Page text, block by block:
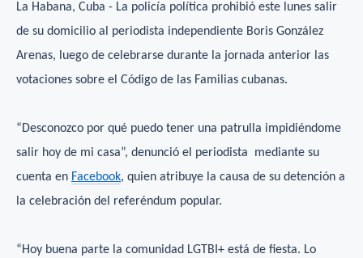
La Habana, Cuba - La policía política prohibió este lunes salir
de su domicilio al periodista independiente Boris González
Arenas, luego de celebrarse durante la jornada anterior las
votaciones sobre el Código de las Familias cubanas.
“Desconozco por qué puedo tener una patrulla impidiéndome
salir hoy de mi casa”, denunció el periodista mediante su
cuenta en Facebook, quien atribuye la causa de su detención a
la celebración del referéndum popular.
“Hoy buena parte la comunidad LGTBI+ está de fiesta. Lo